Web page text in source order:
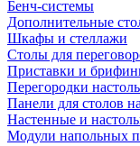
Бенч-системы
Дополнительные
Шкафы и стеллажи
Столы для
Приставки и
Перегородки
Панели для столов
Настенные и
Модули напольных